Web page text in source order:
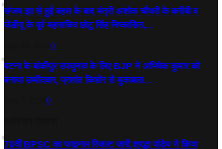
संजय झा से हुई बहस के बाद मंत्री अशोक चौधरी के करीबी व
जेडीयू के पूर्व महासचिव छोटू सिंह निष्कासित,...
0
पटना के बांकीपुर उपचुनाव के लिए BJP ने अभिषेक कुमार को
बनाया उम्मीदवार, प्रशांत किशोर से मुकाबला…
0
70वीं BPSC का फाइनल रिजल्ट जारी,श्रद्धा पांडेय ने किया